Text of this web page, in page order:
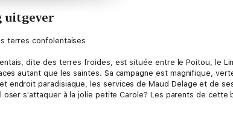
uitgever
terres confolentaises
dite des terres froides, est située entre le Poitou, le
autant que les saintes. Sa campagne est magnifique,
endroit paradisiaque, les services de Maud Delage et de
oser s'attaquer à la jolie petite Carole? Les parents de